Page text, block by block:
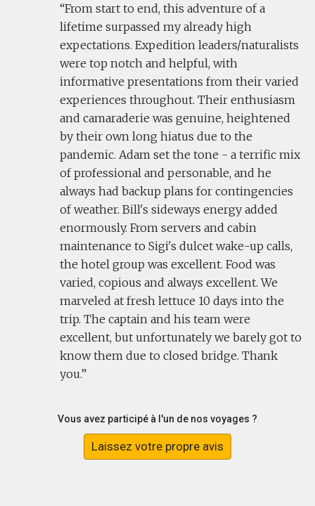
From start to end, this adventure of a
lifetime surpassed my already high
expectations. Expedition leaders/naturalists
were top notch and helpful, with
informative presentations from their varied
experiences throughout. Their enthusiasm
and camaraderie was genuine, heightened
by their own long hiatus due to the
pandemic. Adam set the tone - a terrific mix
of professional and personable, and he
always had backup plans for contingencies
of weather. Bill's sideways energy added
enormously. From servers and cabin
maintenance to Sigi's dulcet wake-up calls,
the hotel group was excellent. Food was
varied, copious and always excellent. We
marveled at fresh lettuce 10 days into the
trip. The captain and his team were
excellent, but unfortunately we barely got to
know them due to closed bridge. Thank
you.
Vous avez participé à l'un de nos voyages ?
Laissez votre propre avis